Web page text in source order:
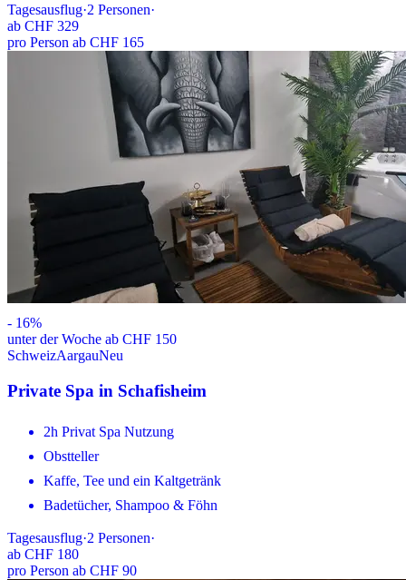
Tagesausflug·2 Personen·
ab CHF 329
pro Person ab CHF 165
- 16%
unter der Woche ab CHF 150
SchweizAargauNeu
Private Spa in Schafisheim
2h Privat Spa Nutzung
Obstteller
Kaffe, Tee und ein Kaltgetränk
Badetücher, Shampoo & Föhn
Tagesausflug·2 Personen·
ab CHF 180
pro Person ab CHF 90